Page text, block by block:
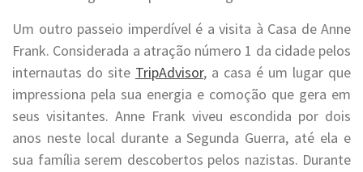
Um outro passeio imperdível é a visita à Casa de Anne
Frank. Considerada a atração número 1 da cidade pelos
internautas do site TripAdvisor, a casa é um lugar que
impressiona pela sua energia e comoção que gera em
seus visitantes. Anne Frank viveu escondida por dois
anos neste local durante a Segunda Guerra, até ela e
sua família serem descobertos pelos nazistas. Durante